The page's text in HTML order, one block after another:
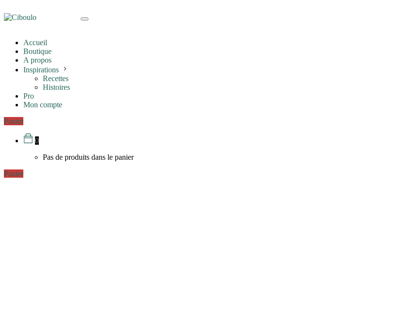
Accueil
Boutique
A propos
Inspirations
Recettes
Histoires
Pro
Mon compte
Panier
0
Pas de produits dans le panier
Panier